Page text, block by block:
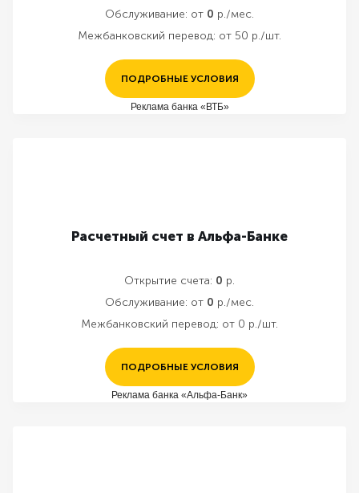
Обслуживание: от 0 р./мес.
Межбанковский перевод: от 50 р./шт.
ПОДРОБНЫЕ УСЛОВИЯ
Реклама банка «ВТБ»
Расчетный счет в Альфа-Банке
Открытие счета: 0 р.
Обслуживание: от 0 р./мес.
Межбанковский перевод: от 0 р./шт.
ПОДРОБНЫЕ УСЛОВИЯ
Реклама банка «Альфа-Банк»